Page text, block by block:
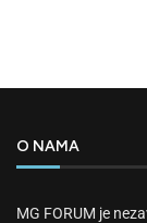
O NAMA
MG FORUM je